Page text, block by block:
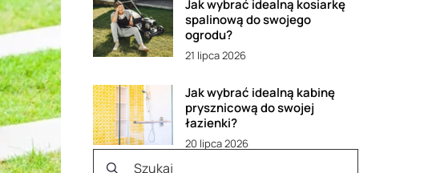
Jak wybrać idealną kosiarkę
spalinową do swojego
ogrodu?
21 lipca 2026
Jak wybrać idealną kabinę
prysznicową do swojej
łazienki?
20 lipca 2026